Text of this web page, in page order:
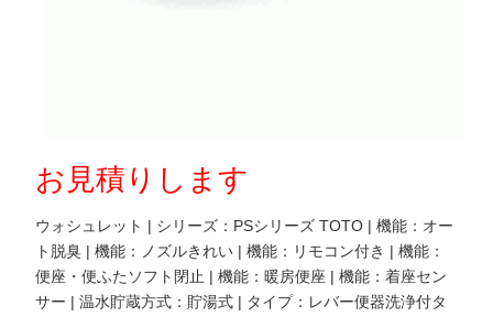
お見積りします
ウォシュレット | シリーズ：PSシリーズ TOTO | 機能：オー
ト脱臭 | 機能：ノズルきれい | 機能：リモコン付き | 機能：
便座・便ふたソフト閉止 | 機能：暖房便座 | 機能：着座セン
サー | 温水貯蔵方式：貯湯式 | タイプ：レバー便器洗浄付タ